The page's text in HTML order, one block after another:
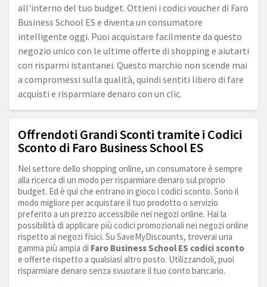
all'interno del tuo budget. Ottieni i codici voucher di Faro
Business School ES e diventa un consumatore
intelligente oggi. Puoi acquistare facilmente da questo
negozio unico con le ultime offerte di shopping e aiutarti
con risparmi istantanei. Questo marchio non scende mai
a compromessi sulla qualità, quindi sentiti libero di fare
acquisti e risparmiare denaro con un clic.
Offrendoti Grandi Sconti tramite i Codici
Sconto di Faro Business School ES
Nel settore dello shopping online, un consumatore è sempre
alla ricerca di un modo per risparmiare denaro sul proprio
budget. Ed è qui che entrano in gioco i codici sconto. Sono il
modo migliore per acquistare il tuo prodotto o servizio
preferito a un prezzo accessibile nei negozi online. Hai la
possibilità di applicare più codici promozionali nei negozi online
rispetto ai negozi fisici. Su SaveMyDiscounts, troverai una
gamma più ampia di Faro Business School ES codici sconto
e offerte rispetto a qualsiasi altro posto. Utilizzandoli, puoi
risparmiare denaro senza svuotare il tuo conto bancario.